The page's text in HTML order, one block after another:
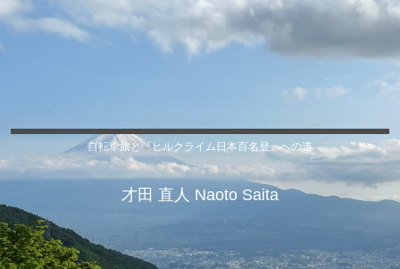
自転車旅と『ヒルクライム日本百名登』への道
才田 直人 Naoto Saita